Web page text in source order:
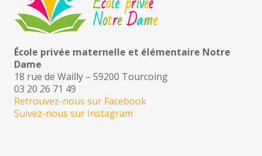
École privée maternelle et élémentaire Notre
Dame
18 rue de Wailly – 59200 Tourcoing
03 20 26 71 49
Retrouvez-nous sur Facebook
Suivez-nous sur Instagram